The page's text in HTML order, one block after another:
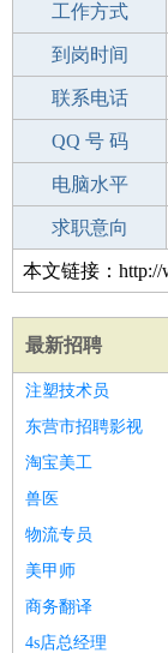
工作经验
工作方式
驾 照
到岗时间
期望月薪
联系电话
手机号码
QQ 号 码
微信号码
电脑水平
外语水平
求职意向
本文链接：http://
最新招聘
注塑技术员
东营市招聘影视
淘宝美工
兽医
物流专员
美甲师
商务翻译
4s店总经理